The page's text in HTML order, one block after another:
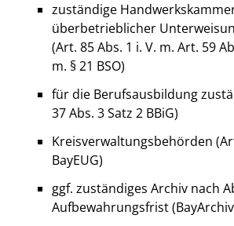
zuständige
überbetrieblicher
(Art. 85 Abs. 1 i. V. m. Art. 59
m. § 21 BSO)
für die Berufsausbildung
37 Abs. 3 Satz 2 BBiG)
Kreisverwaltungsbehörden
BayEUG)
ggf. zuständiges Archiv nach
Aufbewahrungsfrist